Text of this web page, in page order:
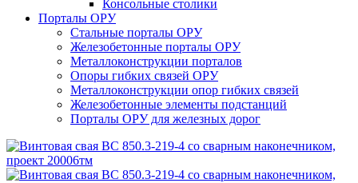
Консольные столики
Порталы ОРУ
Стальные порталы ОРУ
Железобетонные порталы ОРУ
Металлоконструкции порталов
Опоры гибких связей ОРУ
Металлоконструкции опор гибких связей
Железобетонные элементы подстанций
Порталы ОРУ для железных дорог